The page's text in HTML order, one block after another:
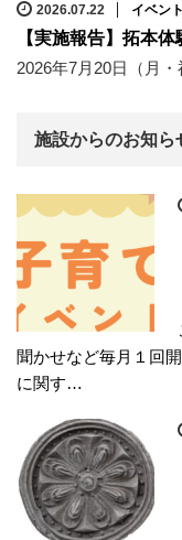
2026.07.22 イベン
【実施報告】拓本体
2026年7月20日（月
施設からのお知ら
聞かせなど毎月１回
に関す…